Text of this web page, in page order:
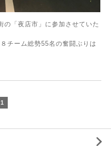
「夜店市」に参加させていた
チーム総勢55名の奮闘ぶりは
1